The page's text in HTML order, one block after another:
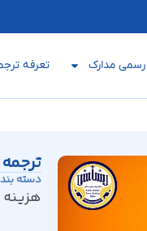
مدارک تعرفه
دسته
هزینه